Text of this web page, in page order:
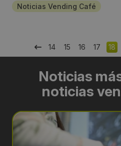
Noticias Vending Café
14 15 16 17 18
Noticias
noticias